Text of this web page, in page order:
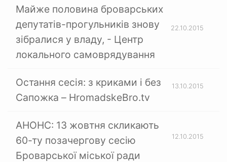
Майже половина броварських
депутатів-прогульників знову
зібралися у владу, - Центр
локального самоврядування
22.10.2015
Остання сесія: з криками і без
Сапожка – HromadskeBro.tv
13.10.2015
АНОНС: 13 жовтня скликають
60-ту позачергову сесію
Броварської міської ради
12.10.2015